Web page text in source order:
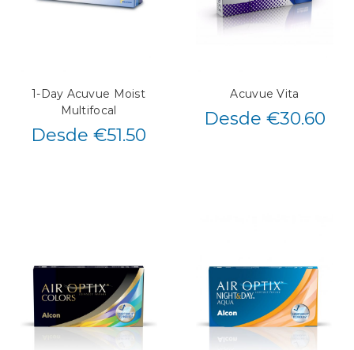
1-Day Acuvue Moist
Multifocal
Desde €51.50
Acuvue Vita
Desde €30.60